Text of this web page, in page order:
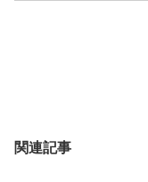
関連記事